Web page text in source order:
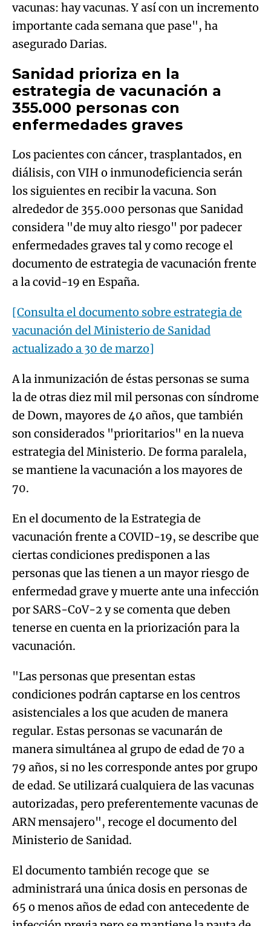
vacunas: hay vacunas. Y así con un incremento
importante cada semana que pase", ha
asegurado Darias.
Sanidad prioriza en la
estrategia de vacunación a
355.000 personas con
enfermedades graves
Los pacientes con cáncer, trasplantados, en
diálisis, con VIH o inmunodeficiencia serán
los siguientes en recibir la vacuna. Son
alrededor de 355.000 personas que Sanidad
considera "de muy alto riesgo" por padecer
enfermedades graves tal y como recoge el
documento de estrategia de vacunación frente
a la covid-19 en España.
[Consulta el documento sobre estrategia de
vacunación del Ministerio de Sanidad
actualizado a 30 de marzo]
A la inmunización de éstas personas se suma
la de otras diez mil mil personas con síndrome
de Down, mayores de 40 años, que también
son considerados "prioritarios" en la nueva
estrategia del Ministerio. De forma paralela,
se mantiene la vacunación a los mayores de
70.
En el documento de la Estrategia de
vacunación frente a COVID-19, se describe que
ciertas condiciones predisponen a las
personas que las tienen a un mayor riesgo de
enfermedad grave y muerte ante una infección
por SARS-CoV-2 y se comenta que deben
tenerse en cuenta en la priorización para la
vacunación.
"Las personas que presentan estas
condiciones podrán captarse en los centros
asistenciales a los que acuden de manera
regular. Estas personas se vacunarán de
manera simultánea al grupo de edad de 70 a
79 años, si no les corresponde antes por grupo
de edad. Se utilizará cualquiera de las vacunas
autorizadas, pero preferentemente vacunas de
ARN mensajero", recoge el documento del
Ministerio de Sanidad.
El documento también recoge que se
administrará una única dosis en personas de
65 o menos años de edad con antecedente de